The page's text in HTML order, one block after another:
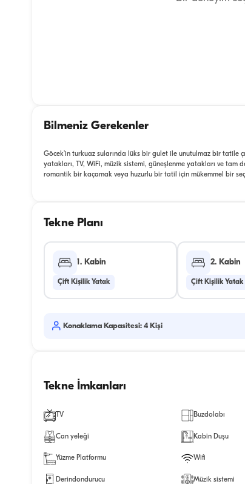
Bilmeniz Gerekenler
Göcek’in turkuaz sularında lüks bir gulet ile unutulmaz bir tatile
yatakları, TV, WiFi, müzik sistemi, güneşlenme yatakları ve tam
romantik bir kaçamak veya huzurlu bir tatil için mükemmel bir
Tekne Planı
1. Kabin
Çift Kişilik Yatak
2. Kabin
Çift Kişilik Yatak
Konaklama Kapasitesi: 4 Kişi
Tekne İmkanları
TV Buzdolabı
Can yeleği Kabin Duşu
Yüzme Platformu Wifi
Derindondurucu Müzik sistemi